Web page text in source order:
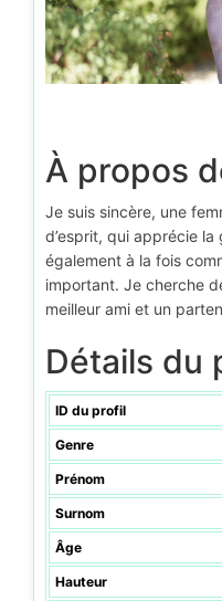
À propos
Je suis sincère, une
d’esprit, qui apprécie
également à la fois
important. Je cherche
meilleur ami et un
Détails du
ID du profil
Genre
Prénom
Surnom
Âge
Hauteur